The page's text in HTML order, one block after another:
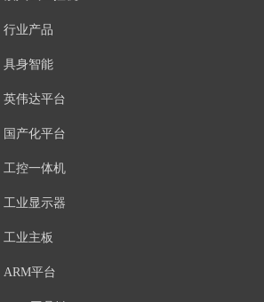
行业产品
具身智能
英伟达平台
国产化平台
工控一体机
工业显示器
工业主板
ARM平台